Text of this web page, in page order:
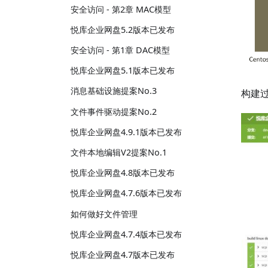
安全访问 - 第2章 MAC模型
悦库企业网盘5.2版本已发布
安全访问 - 第1章 DAC模型
悦库企业网盘5.1版本已发布
消息基础设施提案No.3
文件事件驱动提案No.2
悦库企业网盘4.9.1版本已发布
文件本地编辑V2提案No.1
悦库企业网盘4.8版本已发布
悦库企业网盘4.7.6版本已发布
如何做好文件管理
悦库企业网盘4.7.4版本已发布
悦库企业网盘4.7版本已发布
构建